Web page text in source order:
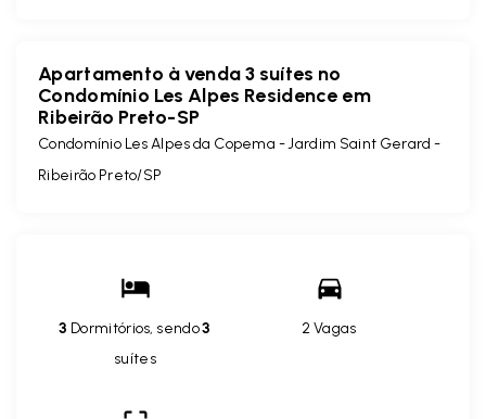
Apartamento à venda 3 suítes no
Condomínio Les Alpes Residence em
Ribeirão Preto-SP
Condomínio Les Alpes da Copema -Jardim Saint Gerard -
Ribeirão Preto/SP
3 Dormitórios, sendo3
suítes
2 Vagas